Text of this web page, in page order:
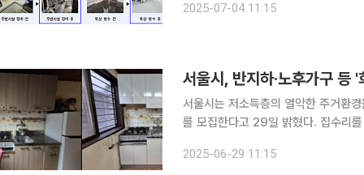
층 등을 대상으로 단열·방수·창호·설
2025-07-04 11:15
서울시, 반지하·노후가구 등
서울시는 저소득층의 열악한 주거환
를 모집한다고 29일 밝혔다. 집수리를 원하는 가구는 다음 달 1일부터 31일까지 동 주민센터를 통
하는 신청 가구 중 반지하, 자치구 추
2025-06-29 11:15